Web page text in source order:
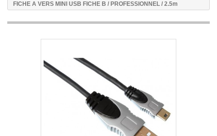
FICHE A VERS MINI USB FICHE B / PROFESSIONNEL / 2.5m